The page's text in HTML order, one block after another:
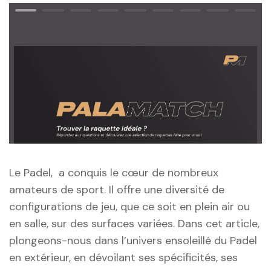
Le Padel, a conquis le cœur de nombreux
amateurs de sport. Il offre une diversité de
configurations de jeu, que ce soit en plein air ou
en salle, sur des surfaces variées. Dans cet article,
plongeons-nous dans l’univers ensoleillé du Padel
en extérieur, en dévoilant ses spécificités, ses